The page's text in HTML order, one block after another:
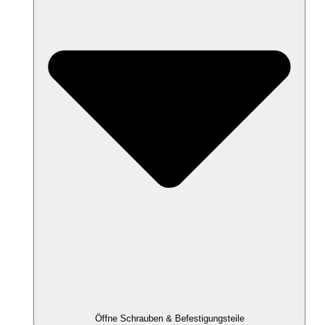
Öffne Schrauben & Befestigungsteile